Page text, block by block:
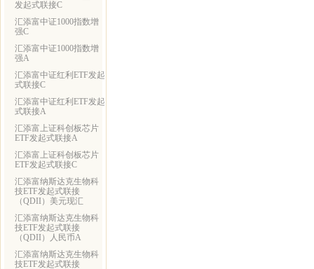
发起式联接C
汇添富中证1000指数增
强C
汇添富中证1000指数增
强A
汇添富中证红利ETF发起
式联接C
汇添富中证红利ETF发起
式联接A
汇添富上证科创板芯片
ETF发起式联接A
汇添富上证科创板芯片
ETF发起式联接C
汇添富纳斯达克生物科
技ETF发起式联接
（QDII）美元现汇
汇添富纳斯达克生物科
技ETF发起式联接
（QDII）人民币A
汇添富纳斯达克生物科
技ETF发起式联接